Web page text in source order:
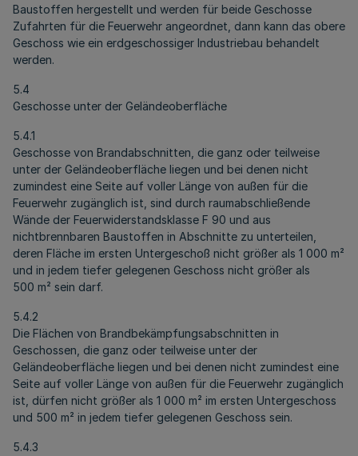
Baustoffen hergestellt und werden für beide Geschosse
Zufahrten für die Feuerwehr angeordnet, dann kann das obere
Geschoss wie ein erdgeschossiger Industriebau behandelt
werden.
5.4
Geschosse unter der Geländeoberfläche
5.4.1
Geschosse von Brandabschnitten, die ganz oder teilweise
unter der Geländeoberfläche liegen und bei denen nicht
zumindest eine Seite auf voller Länge von außen für die
Feuerwehr zugänglich ist, sind durch raumabschließende
Wände der Feuerwiderstandsklasse F 90 und aus
nichtbrennbaren Baustoffen in Abschnitte zu unterteilen,
deren Fläche im ersten Untergeschoß nicht größer als 1 000 m²
und in jedem tiefer gelegenen Geschoss nicht größer als
500 m² sein darf.
5.4.2
Die Flächen von Brandbekämpfungsabschnitten in
Geschossen, die ganz oder teilweise unter der
Geländeoberfläche liegen und bei denen nicht zumindest eine
Seite auf voller Länge von außen für die Feuerwehr zugänglich
ist, dürfen nicht größer als 1 000 m² im ersten Untergeschoss
und 500 m² in jedem tiefer gelegenen Geschoss sein.
5.4.3